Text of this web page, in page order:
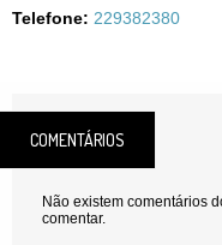
Telefone: 229382380
COMENTÁRIOS
Não existem comentários
comentar.